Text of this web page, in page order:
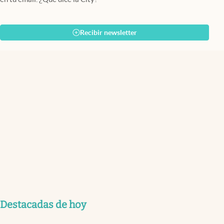
Recibir newsletter
Destacadas de hoy